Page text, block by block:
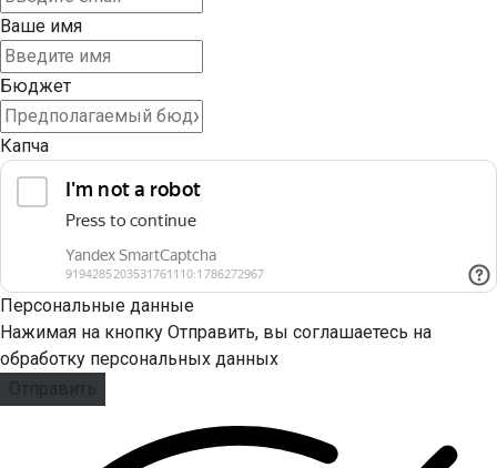
Ваше имя
Бюджет
Капча
Персональные данные
Нажимая на кнопку Отправить, вы соглашаетесь на
обработку персональных данных
Отправить